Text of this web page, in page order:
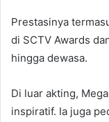
Prestasinya
di SCTV Awards
hingga dewasa.
Di luar akting,
inspiratif. Ia juga